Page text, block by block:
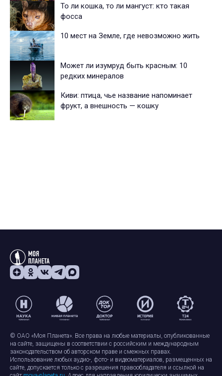
То ли кошка, то ли мангуст: кто такая
фосса
10 мест на Земле, где невозможно жить
Может ли изумруд быть красным: 10
редких минералов
Киви: птица, чье название напоминает
фрукт, а внешность — кошку
© ОАО «Моя Планета». Все права на любые материалы, опубликованные
на сайте, защищены в соответствии с российским и международным
законодательством об авторском праве и смежных правах.
Использование любых аудио-, фото- и видеоматериалов, размещенных на
сайте, допускается только с разрешения правообладателя и ссылкой на